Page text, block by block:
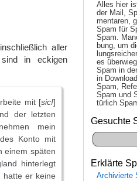
aller
in eckigen
mit [sic!]
der letzten
mein
Konto mit
einem späten
hinterlegt
hatte er keine
Alles hier
der Mail,
men­taren,
Spam für
Spam.
bung, um
es
Spam in
in
Spam,
Spam und
tür­lich
Gesuchte
Erklärte
Archivierte